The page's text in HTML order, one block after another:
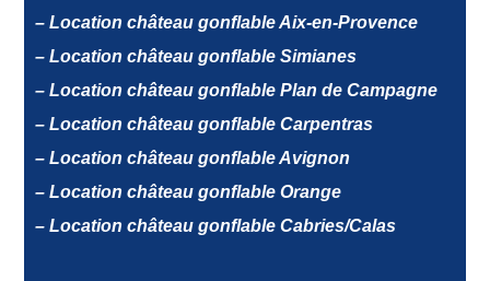
– Location château gonflable Aix-en-Provence
– Location château gonflable Simianes
– Location château gonflable Plan de Campagne
– Location château gonflable Carpentras
– Location château gonflable Avignon
– Location château gonflable Orange
– Location château gonflable Cabries/Calas